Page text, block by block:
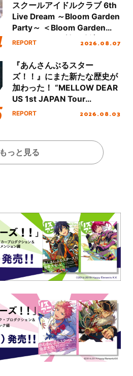
スクールアイドルクラブ 6th
Live Dream ～Bloom Garden
Party～ ＜Bloom Garden
Party Stage／埼玉公演＞”
REPORT 2026.08.07
『あんさんぶるスター
ズ！！』にまた新たな歴史が
加わった！ “MELLOW DEAR
US 1st JAPAN Tour
Final「NICE to meet YOU
REPORT 2026.08.03
もっと見る